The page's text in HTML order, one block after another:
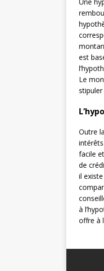
est
Le
Outre
facile
de
il
à
offre à